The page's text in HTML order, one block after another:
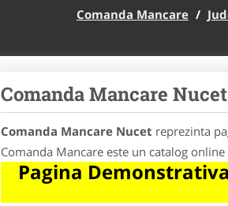
Comanda Mancare /
Comanda Mancare Nucet
Comanda Mancare Nucet reprezinta
Comanda Mancare este un catalog
Pagina